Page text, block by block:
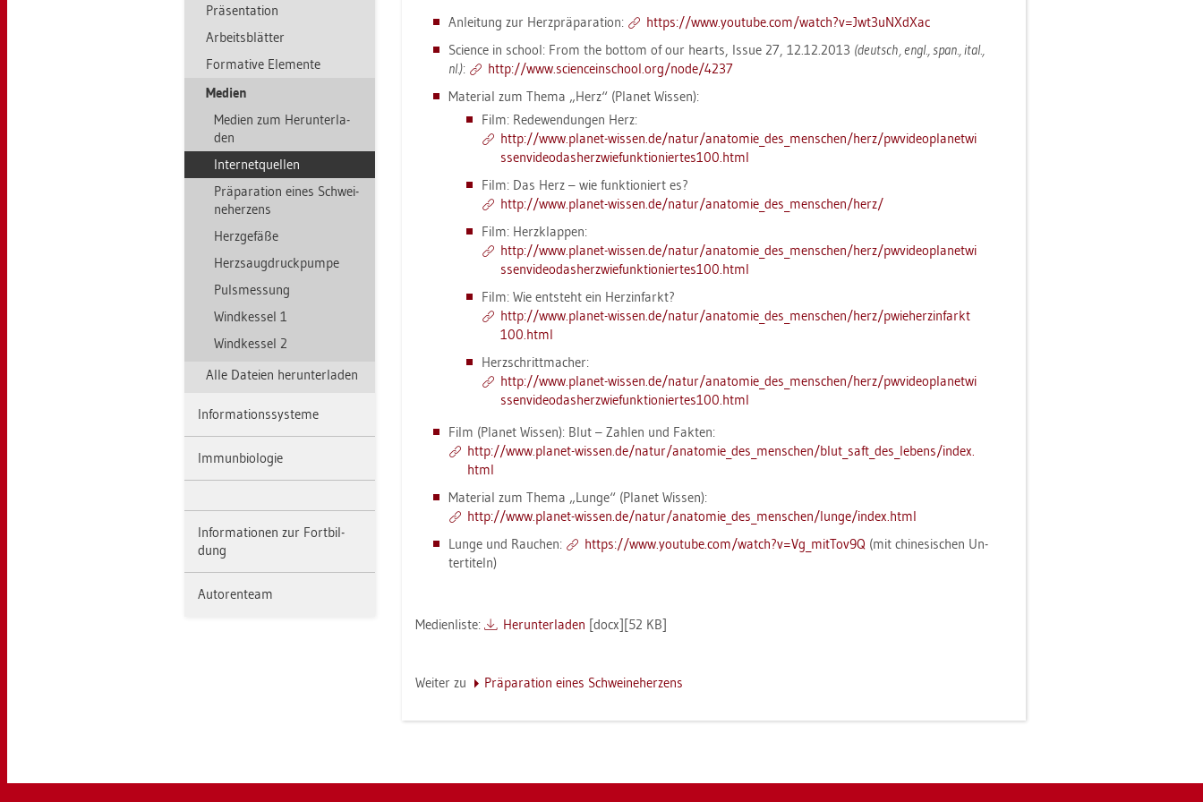
Prä­sen­ta­ti­on
Ar­beits­blät­ter
For­ma­ti­ve Ele­men­te
Me­di­en
Me­di­en zum Her­un­ter­la­
den
In­ter­net­quel­len
Prä­pa­ra­ti­on eines Schwei­
n­e­her­zens
Herz­ge­fä­ße
Herz­saug­druck­pum­pe
Puls­mes­sung
Wind­kes­sel 1
Wind­kes­sel 2
Alle Da­tei­en her­un­ter­la­den
In­for­ma­ti­ons­sys­te­me
Im­mun­bio­lo­gie
In­for­ma­tio­nen zur Fort­bil­
dung
Au­to­ren­team
An­lei­tung zur Herz­prä­pa­ra­ti­on:
https://​www.​youtube.​com/​watch?​v=Jwt​3uNX​dXac
Sci­ence in school: From the bot­tom of our hearts, Issue 27, 12.12.2013 (deutsch, engl., span., ital.,
nl.):
http://​www.​sci​ence​insc​hool.​org/​node/​4237
Ma­te­ri­al zum Thema „Herz“ (Pla­net Wis­sen):
Film: Re­de­wen­dun­gen Herz:
http://​www.​pla­net-​wis­sen.​de/​natur/​ana­to­mie_​des_​men­schen/​herz/​pwv​ideo​plan​etwi​
ssen​vide​odas​herz​wief​unkt​ioni​erte​s100.​html
Film: Das Herz – wie funk­tio­niert es?
http://​www.​pla­net-​wis­sen.​de/​natur/​ana­to­mie_​des_​men­schen/​herz/
Film: Herz­klap­pen:
http://​www.​pla­net-​wis­sen.​de/​natur/​ana­to­mie_​des_​men­schen/​herz/​pwv​ideo​plan​etwi​
ssen​vide​odas​herz​wief​unkt​ioni​erte​s100.​html
Film: Wie ent­steht ein Herz­in­farkt?
http://​www.​pla­net-​wis­sen.​de/​natur/​ana­to­mie_​des_​men­schen/​herz/​pwi​eher​zinf​arkt​
100.​html
Herz­schritt­ma­cher:
http://​www.​pla­net-​wis­sen.​de/​natur/​ana­to­mie_​des_​men­schen/​herz/​pwv​ideo​plan​etwi​
ssen​vide​odas​herz​wief​unkt​ioni​erte​s100.​html
Film (Pla­net Wis­sen): Blut – Zah­len und Fak­ten:
http://​www.​pla­net-​wis­sen.​de/​natur/​ana­to­mie_​des_​men­schen/​blut_​saft_​des_​le­bens/​index.​
html
Ma­te­ri­al zum Thema „Lunge“ (Pla­net Wis­sen):
http://​www.​pla­net-​wis­sen.​de/​natur/​ana­to­mie_​des_​men­schen/​lunge/​index.​html
Lunge und Rau­chen:
https://​www.​youtube.​com/​watch?​v=Vg_​mit­To­v9Q(mit chi­ne­si­schen Un­
ter­ti­teln)
Me­di­en­lis­te: Her­un­ter­la­den [docx][52 KB]
Wei­ter zu Prä­pa­ra­ti­on eines Schwei­n­e­her­zens